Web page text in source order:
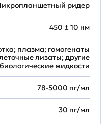
ридер
450 ± 10 нм
плазма; гомогенаты
лизаты; другие
биологические жидкости
78-5000 пг/мл
30 пг/мл